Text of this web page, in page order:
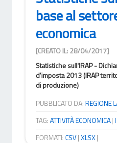
base al
economica
[CREATO IL: 28/04/2017]
Statistiche sull'IRAP -
d'imposta 2013 (IRAP
di produzione)
PUBBLICATO DA:REGIONE
TAG:ATTIVITÀ ECONOMICA|
FORMATI:CSV|XLSX|